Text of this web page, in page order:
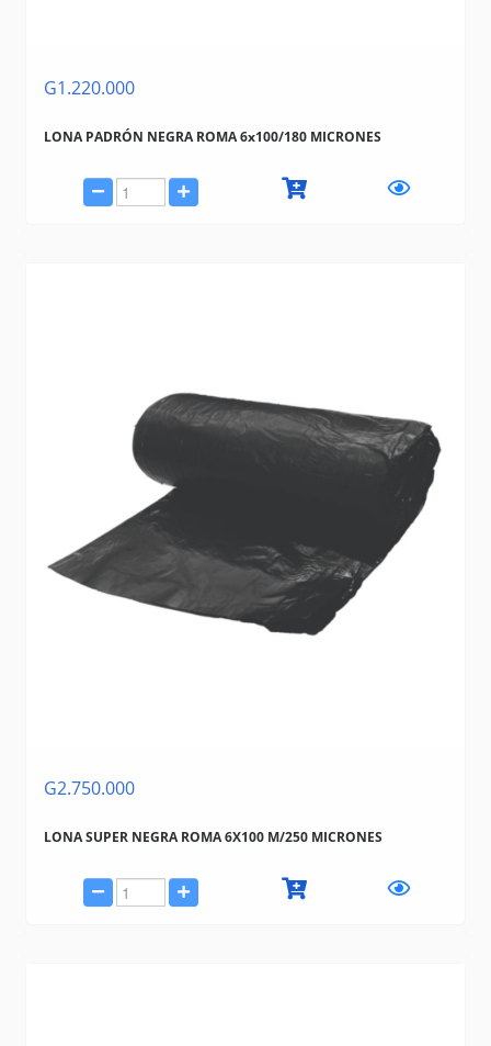
G1.220.000
LONA PADRÓN NEGRA ROMA 6x100/180 MICRONES
G2.750.000
LONA SUPER NEGRA ROMA 6X100 M/250 MICRONES